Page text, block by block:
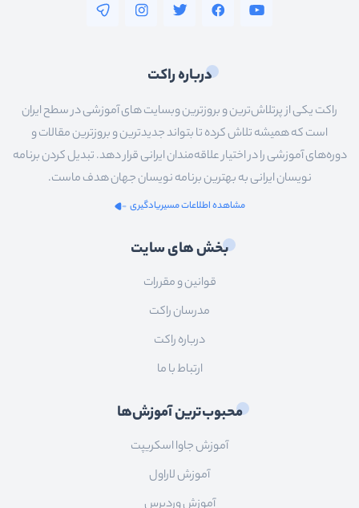
درباره راکت
راکت یکی از پرتلاش‌ترین و بروزترین وبسایت های آموزشی در سطح ایران
است که همیشه تلاش کرده تا بتواند جدیدترین و بروزترین مقالات و
دوره‌های آموزشی را در اختیار علاقه‌مندان ایرانی قرار دهد. تبدیل کردن برنامه
نویسان ایرانی به بهترین برنامه نویسان جهان هدف ماست.
مشاهده اطلاعات مسیریادگیری
بخش های سایت
قوانین و مقررات
مدرسان راکت
درباره راکت
ارتباط با ما
محبوب‌ترین آموزش‌ها
آموزش جاوا اسکریپت
آموزش لاراول